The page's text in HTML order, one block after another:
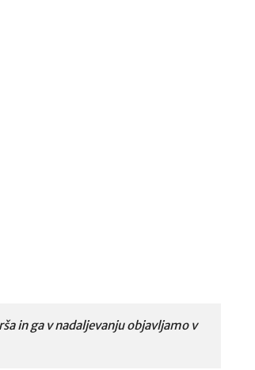
in ga v nadaljevanju objavljamo v